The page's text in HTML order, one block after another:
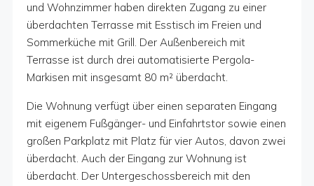
und Wohnzimmer haben direkten Zugang zu einer
überdachten Terrasse mit Esstisch im Freien und
Sommerküche mit Grill. Der Außenbereich mit
Terrasse ist durch drei automatisierte Pergola-
Markisen mit insgesamt 80 m² überdacht.
Die Wohnung verfügt über einen separaten Eingang
mit eigenem Fußgänger- und Einfahrtstor sowie einen
großen Parkplatz mit Platz für vier Autos, davon zwei
überdacht. Auch der Eingang zur Wohnung ist
überdacht. Der Untergeschossbereich mit den